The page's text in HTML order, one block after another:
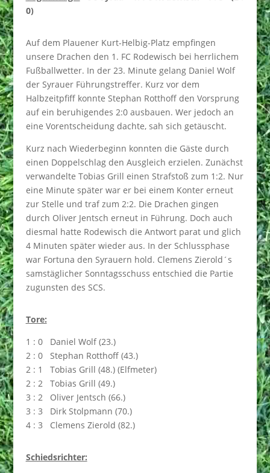
0)
Auf dem Plauener Kurt-Helbig-Platz empfingen
unsere Drachen den 1. FC Rodewisch bei herrlichem
Fußballwetter. In der 23. Minute gelang Daniel Wolf
der Syrauer Führungstreffer. Kurz vor dem
Halbzeitpfiff konnte Stephan Rotthoff den Vorsprung
auf ein beruhigendes 2:0 ausbauen. Wer jedoch an
eine Vorentscheidung dachte, sah sich getäuscht.
Kurz nach Wiederbeginn konnten die Gäste durch
einen Doppelschlag den Ausgleich erzielen. Zunächst
verwandelte Tobias Grill einen Strafstoß zum 1:2. Nur
eine Minute später war er bei einem Konter erneut
zur Stelle und traf zum 2:2. Die Drachen gingen
durch Oliver Jentsch erneut in Führung. Doch auch
diesmal hatte Rodewisch die Antwort parat und glich
4 Minuten später wieder aus. In der Schlussphase
war Fortuna den Syrauern hold. Clemens Zierold´s
samstäglicher Sonntagsschuss entschied die Partie
zugunsten des SCS.
Tore:
1 : 0 Daniel Wolf (23.)
2 : 0 Stephan Rotthoff (43.)
2 : 1 Tobias Grill (48.) (Elfmeter)
2 : 2 Tobias Grill (49.)
3 : 2 Oliver Jentsch (66.)
3 : 3 Dirk Stolpmann (70.)
4 : 3 Clemens Zierold (82.)
Schiedsrichter: